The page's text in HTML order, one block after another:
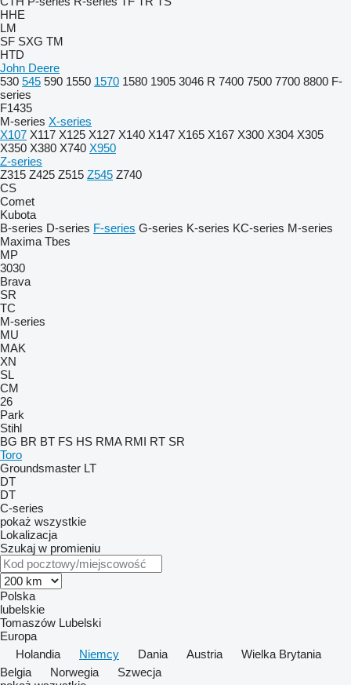
HHE
LM
SF SXG TM
HTD
John Deere
530 545 590 1550 1570 1580 1905 3046 R 7400 7500 7700 8800 F-
series
F1435
M-series X-series
X107 X117 X125 X127 X140 X147 X165 X167 X300 X304 X305
X350 X380 X740 X950
Z-series
Z315 Z425 Z515 Z545 Z740
CS
Comet
Kubota
B-series D-series F-series G-series K-series KC-series M-series
Maxima Tbes
MP
3030
Brava
SR
TC
M-series
MU
MAK
XN
SL
CM
26
Park
Stihl
BG BR BT FS HS RMA RMI RT SR
Toro
Groundsmaster LT
DT
DT
C-series
pokaż wszystkie
Lokalizacja
Szukaj w promieniu
Polska
lubelskie
Tomaszów Lubelski
Europa
Holandia
Niemcy Dania Austria
Wielka Brytania
Belgia
Norwegia
Szwecja